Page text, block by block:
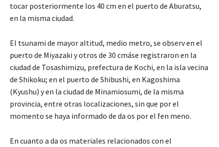
tocar posteriormente los 40 cm en el puerto de Aburatsu,
en la misma ciudad.
El tsunami de mayor altitud, medio metro, se observ en el
puerto de Miyazaki y otros de 30 cmáse registraron en la
ciudad de Tosashimizu, prefectura de Kochi, en la isla vecina
de Shikoku; en el puerto de Shibushi, en Kagoshima
(Kyushu) y en la ciudad de Minamiosumi, de la misma
provincia, entre otras localizaciones, sin que por el
momento se haya informado de da os por el fen meno.
En cuanto a da os materiales relacionados con el